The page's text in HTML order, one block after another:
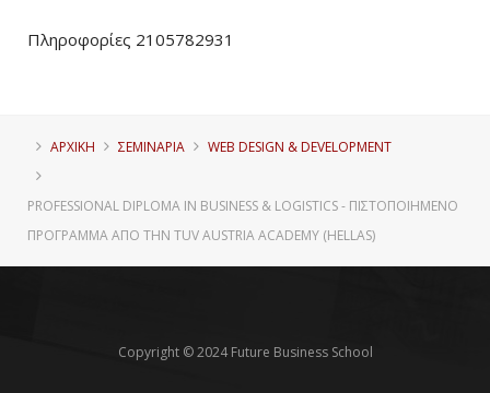
Πληροφορίες 2105782931
ΑΡΧΙΚΗ ΣΕΜΙΝΑΡΙΑ WEB DESIGN & DEVELOPMENT
PROFESSIONAL DIPLOMA IN BUSINESS & LOGISTICS - ΠΙΣΤΟΠΟΙΗΜΈΝΟ
ΠΡΌΓΡΑΜΜΑ ΑΠΌ ΤΗΝ TUV AUSTRIA ACADEMY (HELLAS)
Copyright © 2024 Future Business School